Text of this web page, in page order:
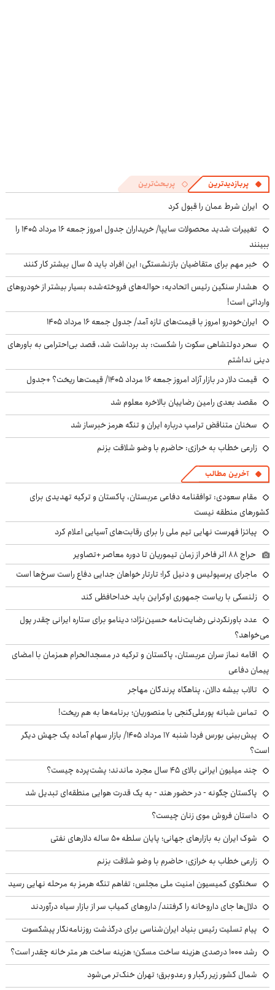
پربازدیدترین پربحث‌ترین
ایران شرط عمان را قبول کرد
تغییرات شدید محصولات سایپا/ خریداران جدول امروز جمعه ۱۶ مرداد ۱۴۰۵ را
ببینند
خبر مهم برای متقاضیان بازنشستگی: این افراد باید ۵ سال بیشتر کار کنند
هشدار سنگین رئیس اتحادیه: حواله‌های فروخته‌شده بسیار بیشتر از خودروهای
وارداتی است!
ایران‌خودرو امروز با قیمت‌های تازه آمد/ جدول جمعه ۱۶ مرداد ۱۴۰۵
سحر دولتشاهی سکوت را شکست: بد برداشت شد، قصد بی‌احترامی به باورهای
دینی نداشتم
قیمت دلار در بازار آزاد امروز جمعه ۱۶ مرداد ۱۴۰۵/ قیمت‌ها ریخت؟ +جدول
مقصد بعدی رامین رضاییان بالاخره معلوم شد
سخنان متناقض ترامپ درباره ایران و تنگه هرمز خبرساز شد
زارعی خطاب به خرازی: حاضرم با وضو شلاقت بزنم
آخرین مطالب
مقام سعودی: توافقنامه دفاعی عربستان، پاکستان و ترکیه تهدیدی برای
کشورهای منطقه نیست
پیاتزا فهرست نهایی تیم ملی را برای رقابت‌های آسیایی اعلام کرد
حراج ۸۸ اثر فاخر از زمان تیموریان تا دوره معاصر +تصاویر
ماجرای پرسپولیس و دنیل گرا؛ تارتار خواهان جدایی دفاع راست سرخ‌ها است
زلنسکی با ریاست جمهوری اوکراین باید خداحافظی کند
عدد باورنکردنی رضایت‌نامه حسین‌نژاد؛ دینامو برای ستاره ایرانی چقدر پول
می‌خواهد؟
اقامه نماز سران عربستان، پاکستان و ترکیه در مسجدالحرام همزمان با امضای
پیمان دفاعی
تالاب بیشه دالان، پناهگاه پرندگان مهاجر
تماس شبانه پورعلی‌گنجی با منصوریان؛ برنامه‌ها به هم ریخت!
پیش‌بینی بورس فردا شنبه ۱۷ مرداد ۱۴۰۵/ بازار سهام آماده یک جهش دیگر
است؟
چند میلیون ایرانی بالای ۴۵ سال مجرد ماندند؛ پشت‌پرده چیست؟
پاکستان چگونه - در حضور هند - به یک قدرت هوایی منطقه‌ای تبدیل شد
داستان فروش موی زنان چیست؟
شوک ایران به بازارهای جهانی؛ پایان سلطه ۵۰ ساله دلارهای نفتی
زارعی خطاب به خرازی: حاضرم با وضو شلاقت بزنم
سخنگوی کمیسیون امنیت ملی مجلس: تفاهم تنگه هرمز به مرحله نهایی رسید
دلال‌ها جای داروخانه را گرفتند/ داروهای کمیاب سر از بازار سیاه درآوردند
پیام تسلیت رئیس بنیاد ایران‌شناسی برای درگذشت روزنامه‌نگار پیشکسوت
رشد ۱۰۰۰ درصدی هزینه ساخت مسکن؛ هزینه ساخت هر متر خانه چقدر است؟
شمال کشور زیر رگبار و رعدوبرق؛ تهران خنک‌تر می‌شود